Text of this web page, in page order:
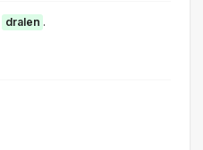
dralen .